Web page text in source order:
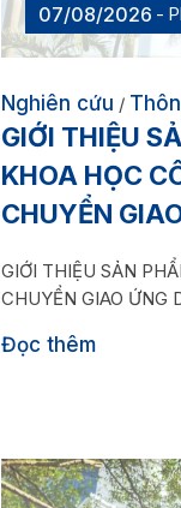
07/08/2026
Nghiên cứu /
GIỚI THIỆU
KHOA HỌC
CHUYỂN
GIỚI THIỆU SẢN
CHUYỂN GIAO ỨNG
Đọc thêm